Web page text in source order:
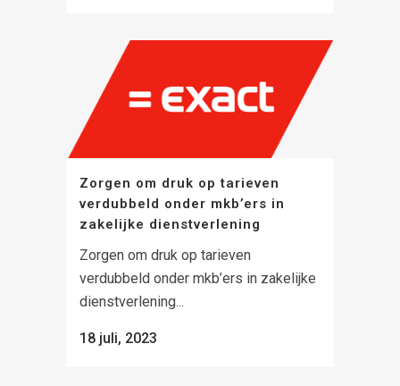
Zorgen om druk op tarieven
verdubbeld onder mkb’ers in
zakelijke dienstverlening
Zorgen om druk op tarieven
verdubbeld onder mkb’ers in zakelijke
dienstverlening...
18 juli, 2023